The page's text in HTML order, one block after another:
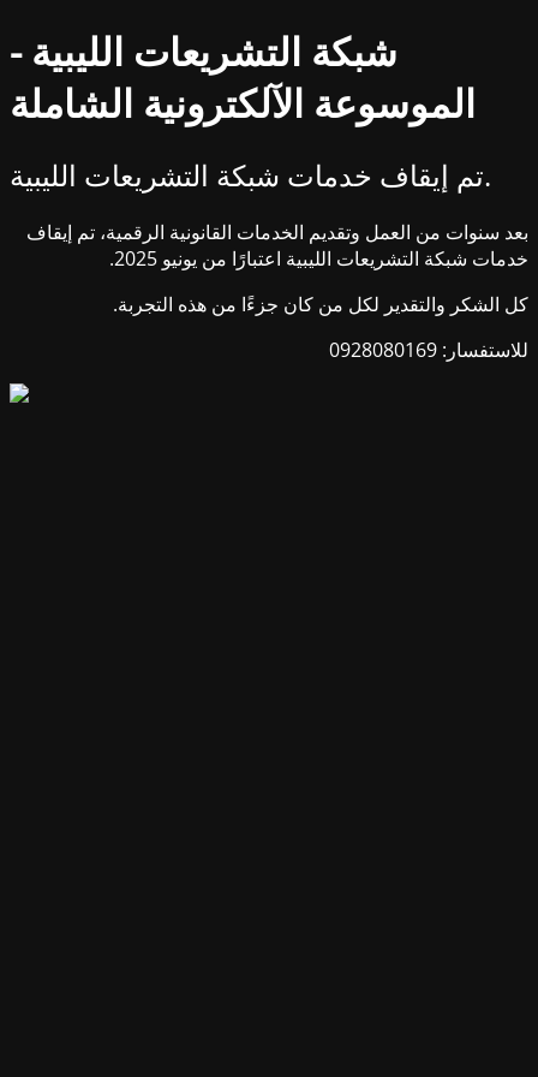
شبكة التشريعات الليبية -
الموسوعة الآلكترونية الشاملة
تم إيقاف خدمات شبكة التشريعات الليبية.
بعد سنوات من العمل وتقديم الخدمات القانونية الرقمية، تم إيقاف
خدمات شبكة التشريعات الليبية اعتبارًا من يونيو 2025.
كل الشكر والتقدير لكل من كان جزءًا من هذه التجربة.
للاستفسار: 0928080169